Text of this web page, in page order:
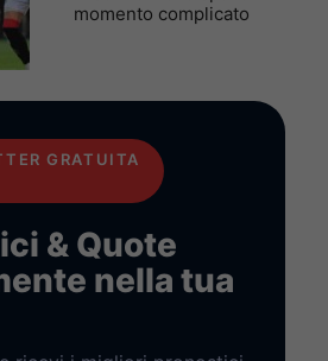
momento complicato
GRATUITA
& Quote
nella tua